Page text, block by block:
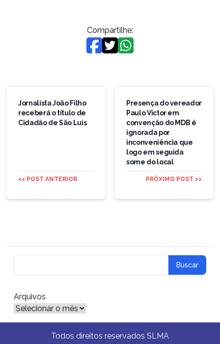
Compartilhe:
Navegação
Post
Jornalista João Filho
receberá o título de
Cidadão de São Luís
<< POST ANTERIOR
Presença do vereador
Paulo Victor em
convenção do MDB é
ignorada por
inconveniência que
logo em seguida
some do local
PRÓXIMO POST >>
Arquivos
Arquivos
Todos direitos reservados SLMA